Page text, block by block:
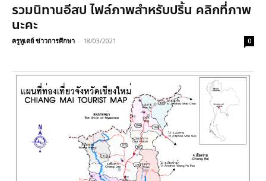
รวมนิทานอีสป ไฟล์ภาพสำหรับปริ้น คลิกที่ภาพ
นะคะ
ครูทูเดย์ ข่าวการศึกษา - 18/03/2021 0